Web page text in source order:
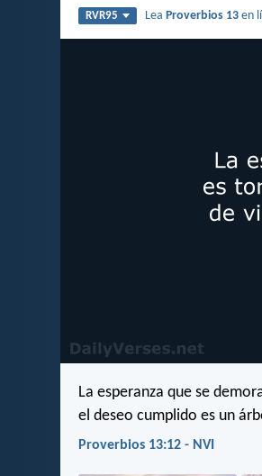
RVR95 LeaProverbios 13 en
La esperanza que se
el deseo cumplido es un
Proverbios 13:12 - NVI